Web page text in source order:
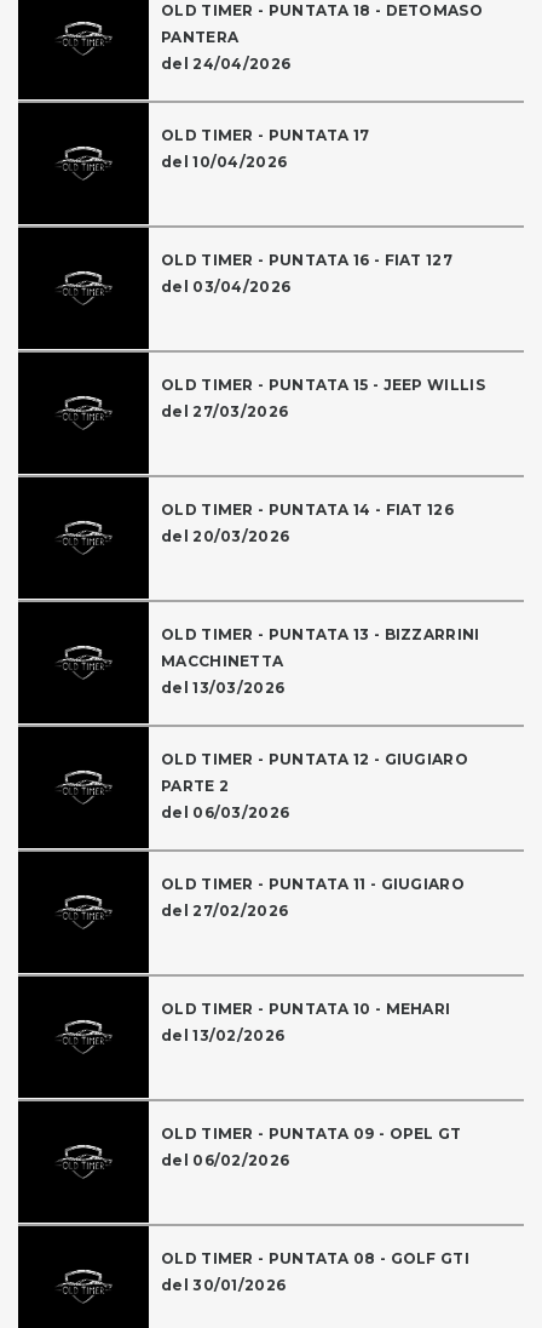
OLD TIMER - PUNTATA 18 - DETOMASO
PANTERA
del 24/04/2026
OLD TIMER - PUNTATA 17
del 10/04/2026
OLD TIMER - PUNTATA 16 - FIAT 127
del 03/04/2026
OLD TIMER - PUNTATA 15 - JEEP WILLIS
del 27/03/2026
OLD TIMER - PUNTATA 14 - FIAT 126
del 20/03/2026
OLD TIMER - PUNTATA 13 - BIZZARRINI
MACCHINETTA
del 13/03/2026
OLD TIMER - PUNTATA 12 - GIUGIARO
PARTE 2
del 06/03/2026
OLD TIMER - PUNTATA 11 - GIUGIARO
del 27/02/2026
OLD TIMER - PUNTATA 10 - MEHARI
del 13/02/2026
OLD TIMER - PUNTATA 09 - OPEL GT
del 06/02/2026
OLD TIMER - PUNTATA 08 - GOLF GTI
del 30/01/2026